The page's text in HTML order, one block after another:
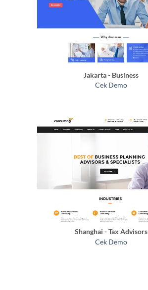
Jakarta - Business
Cek Demo
Shanghai - Tax Advisors
Cek Demo